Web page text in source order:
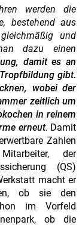
werden die
bestehend aus
und
dazu einen
damit es an
gibt.
wobei der
zeitlich um
in reinem
erneut. Damit
Zahlen
der
(QS)
macht er
ob sie den
im Vorfeld
ob die